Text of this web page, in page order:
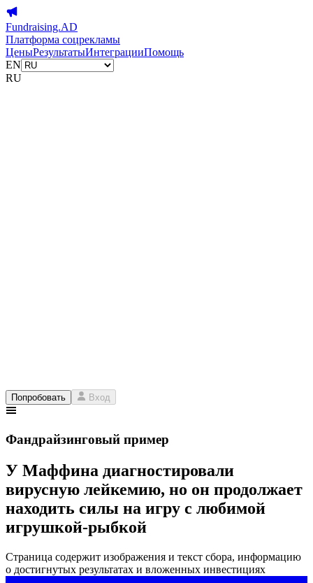
Fundraising.AD
Платформа соцрекламы
ЦеныРезультатыИнтеграцииПомощь
EN
RU
Попробовать Вход
Фандрайзинговый пример
У Маффина диагностировали
вирусную лейкемию, но он продолжает
находить силы на игру с любимой
игрушкой-рыбкой
Страница содержит изображения и текст сбора, информацию
о достигнутых результатах и вложенных инвестициях